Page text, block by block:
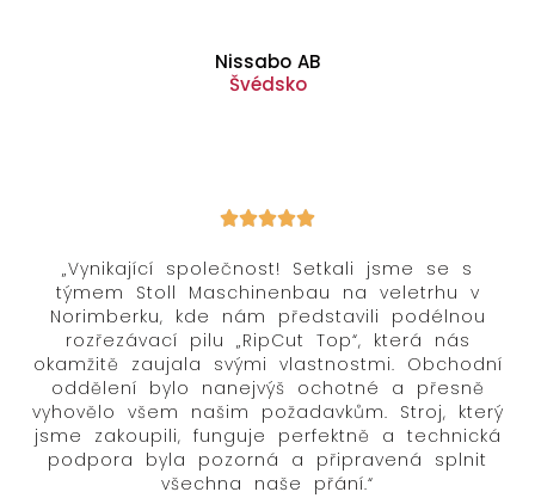
Nissabo AB
Švédsko
„Vynikající společnost! Setkali jsme se s
týmem Stoll Maschinenbau na veletrhu v
Norimberku, kde nám představili podélnou
rozřezávací pilu „RipCut Top“, která nás
okamžitě zaujala svými vlastnostmi. Obchodní
oddělení bylo nanejvýš ochotné a přesně
vyhovělo všem našim požadavkům. Stroj, který
jsme zakoupili, funguje perfektně a technická
podpora byla pozorná a připravená splnit
všechna naše přání.“